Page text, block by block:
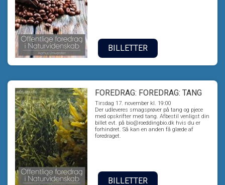
BILLETTER
FOREDRAG: FOREDRAG: TANG
Tirsdag 17. november kl. 19:00
Der udleveres smagsprøver på tang og pjece
med opskrifter med tang. Afbestil venligst din
billet evt. på bio@roeddingbio.dk hvis du er
forhindret. Så kan en anden få glæde af
foredraget.
BILLETTER